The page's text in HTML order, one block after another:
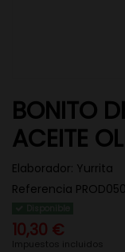
BONITO
ACEITE
Elaborador: Yurrita
Referencia
10,30 €
Impuestos incluidos